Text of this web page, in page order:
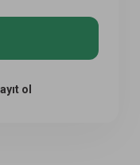
ol